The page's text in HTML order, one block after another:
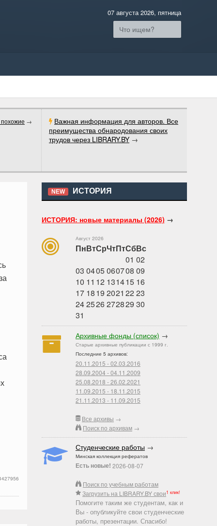
07 августа 2026, пятница
Важная информация для авторов. Все
преимущества обнародования своих
трудов через LIBRARY.BY →
→
NEW ИСТОРИЯ
ИСТОРИЯ: новые материалы (2026) →
Август 2026
ПнВтСрЧтПтСбВс
01 02
03 0405060708 09
10 11 12 131415 16
17 1819 2021 22 23
242526272829 30
31
Архивные фонды (список) →
Старые архивные публикации с 1999 г.
Последние 5 архивов:
20.11.2015 - 02.03.2016
28.09.2004 - 04.11.2009
25.08.2018 - 26.02.2021
11.09.2015 - 18.11.2015
21.11.2013 - 11.09.2015
Все архивы →
Поиск по архивам →
Студенческие работы →
Минская коллекция рефератов
Есть новые! 2026-08-07
Поиск по учебным работам
Загрузить на LIBRARY.BY свои1 клик!
Помогите таким же студентам, как и
Вы - опубликуйте свои студенческие
работы, презентации. Спасибо!